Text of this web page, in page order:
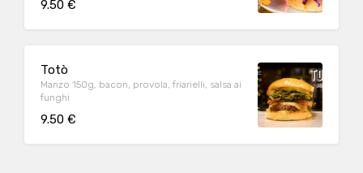
9.50 €
Totò
Manzo 150g, bacon, provola, friarielli, salsa ai
funghi
9.50 €